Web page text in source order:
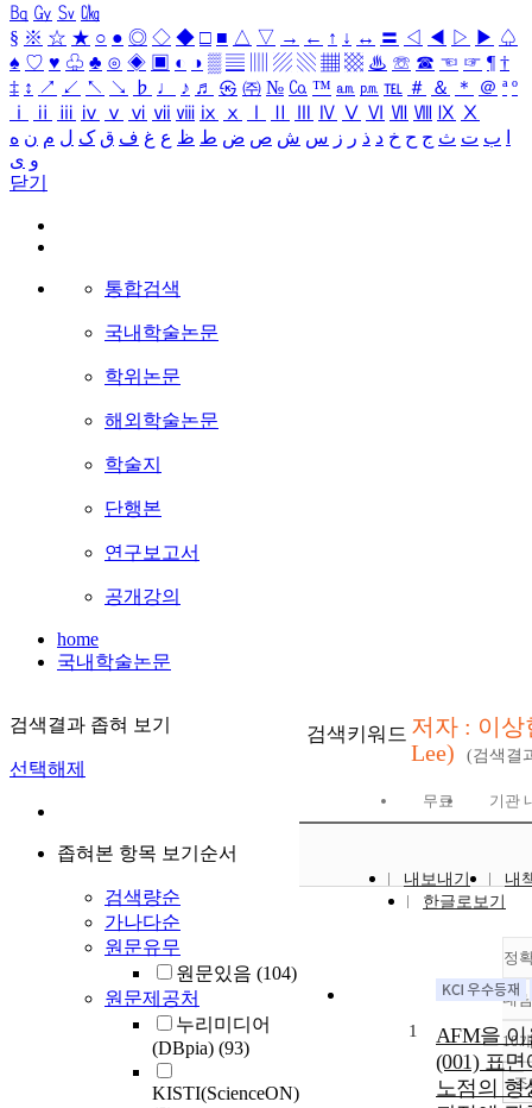
㏃ ㏉ ㏜ ㏆
§ ※ ☆ ★ ○ ● ◎ ◇ ◆ □ ■ △ ▽ → ← ↑ ↓ ↔ 〓 ◁ ◀ ▷ ▶ ♤
♠ ♡ ♥ ♧ ♣ ⊙ ◈ ▣ ◐ ◑ ▒ ▤ ▨ ▧ ▦ ▩ ♨ ☏ ☎ ☜ ☞ ¶ †
‡ ↕ ↗ ↙ ↖ ↘ ♭ ♩ ♪ ♬ ㉿ ㈜ № ㏇ ™ ㏂ ㏘ ℡ ＃ ＆ ＊ ＠ ª º
ⅰ
ⅱ ⅲ ⅳ ⅴ ⅵ ⅶ ⅷ ⅸ ⅹ Ⅳ Ⅴ Ⅵ Ⅶ Ⅷ Ⅸ Ⅹ
ب ت ث ج ح خ د ذ ر ز س ش ص ض ط ظ ع غ ف ق ک ل م ن ه
و ی
닫기
통합검색
국내학술논문
학위논문
해외학술논문
학술지
단행본
연구보고서
공개강의
home
국내학술논문
검색결과 좁혀 보기
선택해제
좁혀본 항목 보기순서
검색량순
가나다순
원문유무
원문있음 (104)
원문제공처
누리미디어
(DBpia) (93)
KISTI(ScienceON)
검색키워드 저자 : 이상
Lee)
(검색결
무료 기관
내보내기
내
한글로보기
정
내
10
조
1
AFM을 이
(001) 표면
노점의 형